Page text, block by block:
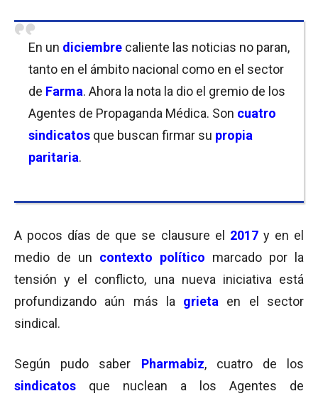
En un diciembre caliente las noticias no paran,
tanto en el ámbito nacional como en el sector
de Farma. Ahora la nota la dio el gremio de los
Agentes de Propaganda Médica. Son cuatro
sindicatos que buscan firmar su propia
paritaria.
A pocos días de que se clausure el 2017 y en el
medio de un contexto político marcado por la
tensión y el conflicto, una nueva iniciativa está
profundizando aún más la grieta en el sector
sindical.
Según pudo saber Pharmabiz, cuatro de los
sindicatos que nuclean a los Agentes de